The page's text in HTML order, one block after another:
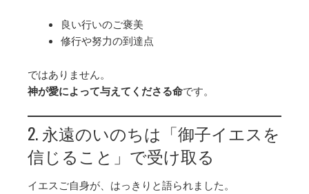
良い行いのご褒美
修行や努力の到達点
ではありません。
神が愛によって与えてくださる命です。
2. 永遠のいのちは「御子イエスを
信じること」で受け取る
イエスご自身が、はっきりと語られました。